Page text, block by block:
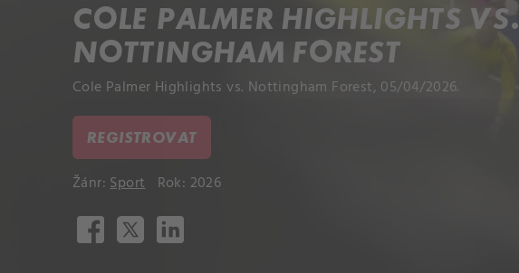
COLE PALMER HIGHLIGHTS VS.
NOTTINGHAM FOREST
Cole Palmer Highlights vs. Nottingham Forest, 05/04/2026.
REGISTROVAT
Žánr:Sport Rok: 2026